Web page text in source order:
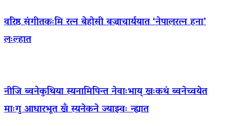
वरिष्ठ संगीतकःमि रत्न बेहोसी बज्राचार्ययात ‘नेपालरत्न हना’
लःल्हात
नीजि ब्वनेकुथिया स्यनामिपिन्त नेवाःभाय् खःकथं ब्वनेच्वयेत
माःगु आधारभूत खँ स्यनेकने ज्याझ्वः न्ह्यात